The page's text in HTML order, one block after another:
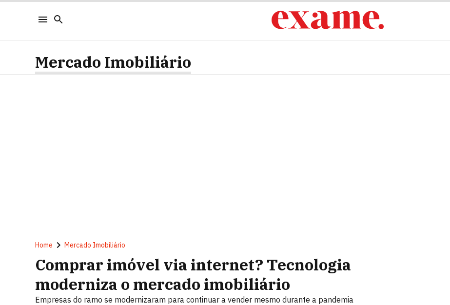
Mercado Imobiliário
Home Mercado Imobiliário
Comprar imóvel via internet? Tecnologia
moderniza o mercado imobiliário
Empresas do ramo se modernizaram para continuar a vender mesmo durante a pandemia